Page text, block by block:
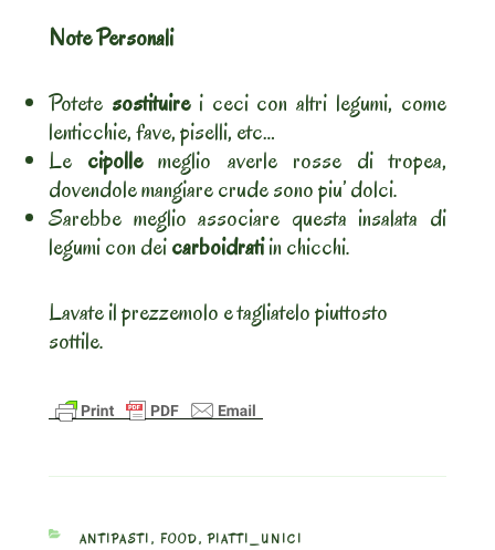
Note Personali
Potete sostituirei ceci con altri legumi, come
lenticchie, fave, piselli, etc…
Le cipollemeglio averle rosse di tropea,
dovendole mangiare crude sono piu’ dolci.
Sarebbe meglio associare questa insalata di
legumi con deicarboidratiin chicchi.
Lavate il prezzemolo e tagliatelo piuttosto
sottile.
CATEGORIES
ANTIPASTI , FOOD,PIATTI_UNICI